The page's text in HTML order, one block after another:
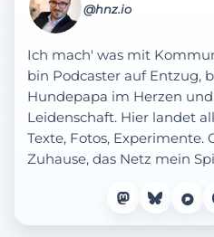
@hnz.io
Ich mach' was mit
bin Podcaster auf Entzug,
Hundepapa im Herzen
Leidenschaft. Hier landet
Texte, Fotos, Experimente.
Zuhause, das Netz mein